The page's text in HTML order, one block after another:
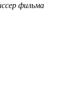
фильма